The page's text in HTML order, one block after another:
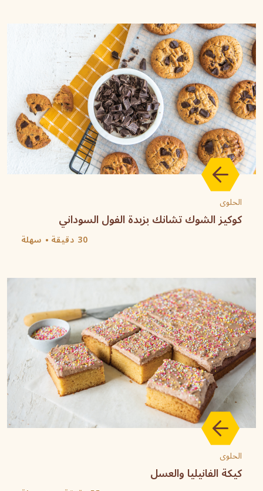
الحلوى
كوكيز الشوك تشانك بزبدة الفول السوداني
سهلة 30 دقيقة
الحلوى
كيكة الفانيليا والعسل